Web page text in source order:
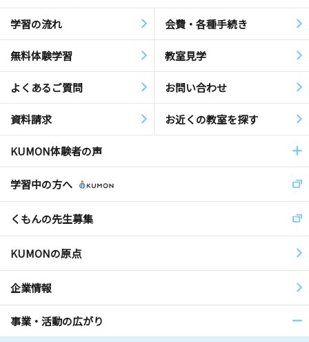
学習の流れ 会費・各種手続き
無料体験学習 教室見学
よくあるご質問 お問い合わせ
資料請求 お近くの教室を探す
KUMON体験者の声
学習中の方へ
くもんの先生募集
KUMONの原点
企業情報
事業・活動の広がり